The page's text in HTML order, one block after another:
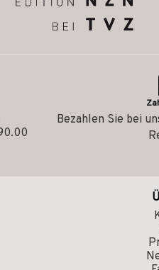
Bezahlen Sie bei